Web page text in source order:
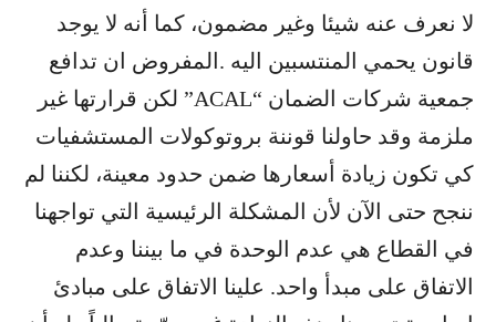
لا نعرف عنه شيئا وغير مضمون، كما أنه لا يوجد
قانون يحمي المنتسبين اليه .المفروض ان تدافع
جمعية شركات الضمان “ACAL” لكن قرارتها غير
ملزمة وقد حاولنا قوننة بروتوكولات المستشفيات
كي تكون زيادة أسعارها ضمن حدود معينة، لكننا لم
ننجح حتى الآن لأن المشكلة الرئيسية التي تواجهنا
في القطاع هي عدم الوحدة في ما بيننا وعدم
الاتفاق على مبدأ واحد. علينا الاتفاق على مبادئ